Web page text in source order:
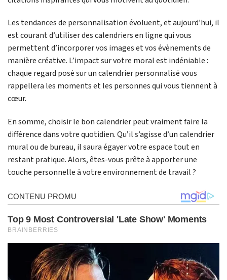
Les tendances de personnalisation évoluent, et aujourd’hui, il
est courant d’utiliser des calendriers en ligne qui vous
permettent d’incorporer vos images et vos évènements de
manière créative. L’impact sur votre moral est indéniable :
chaque regard posé sur un calendrier personnalisé vous
rappellera les moments et les personnes qui vous tiennent à
cœur.
En somme, choisir le bon calendrier peut vraiment faire la
différence dans votre quotidien. Qu’il s’agisse d’un calendrier
mural ou de bureau, il saura égayer votre espace tout en
restant pratique. Alors, êtes-vous prête à apporter une
touche personnelle à votre environnement de travail ?